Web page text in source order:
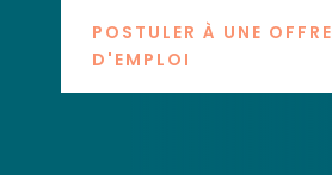
POSTULER À UNE OFFRE
D'EMPLOI